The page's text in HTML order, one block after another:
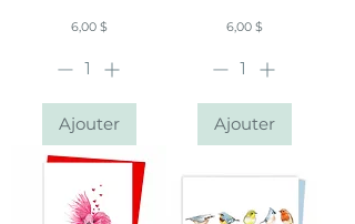
Prix
6,00 $
Ajouter
Prix
6,00 $
Ajouter